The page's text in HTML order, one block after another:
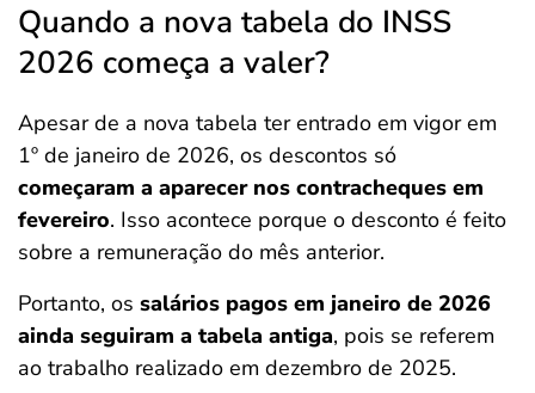
Quando a nova tabela do INSS
2026 começa a valer?
Apesar de a nova tabela ter entrado em vigor em
1º de janeiro de 2026, os descontos só
começaram a aparecer nos contracheques em
fevereiro. Isso acontece porque o desconto é feito
sobre a remuneração do mês anterior.
Portanto, os salários pagos em janeiro de 2026
ainda seguiram a tabela antiga, pois se referem
ao trabalho realizado em dezembro de 2025.